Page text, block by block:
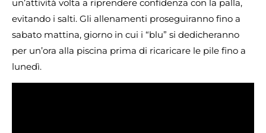
un’attività volta a riprendere confidenza con la palla,
evitando i salti. Gli allenamenti proseguiranno fino a
sabato mattina, giorno in cui i “blu” si dedicheranno
per un’ora alla piscina prima di ricaricare le pile fino a
lunedì.